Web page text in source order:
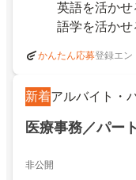
英語を活かせ
語学を活かせ
かんたん応募登録エン
新着アルバイト・
医療事務／パー
非公開